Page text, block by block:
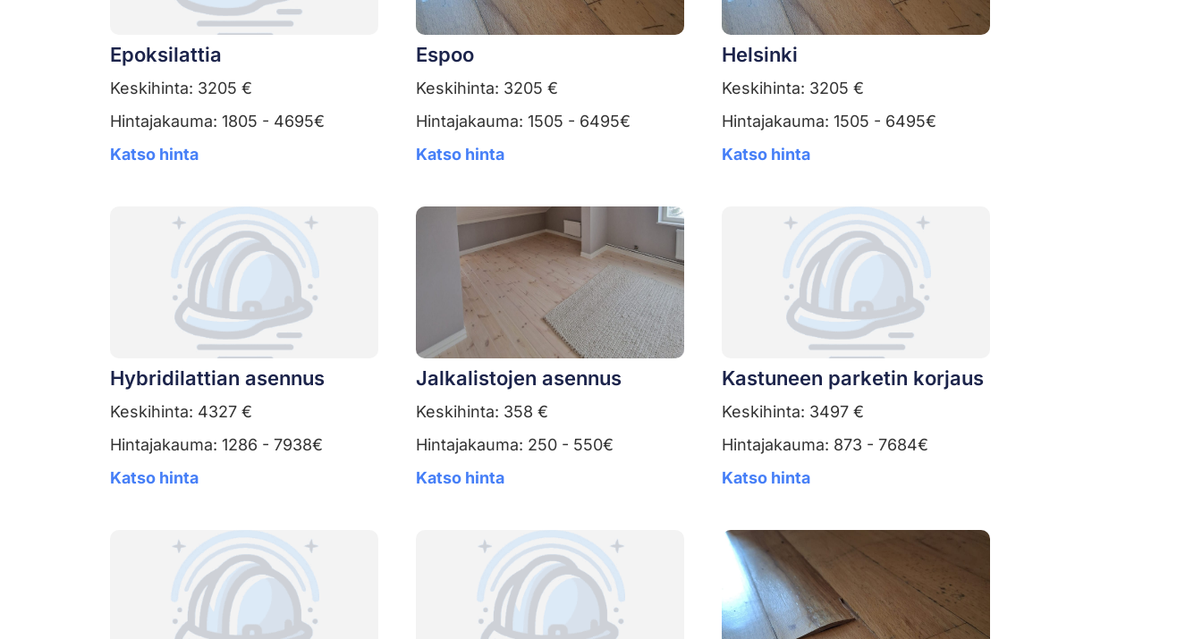
Epoksilattia
Keskihinta: 3205 €
Hintajakauma: 1805 - 4695€
Katso hinta
Espoo
Keskihinta: 3205 €
Hintajakauma: 1505 - 6495€
Katso hinta
Helsinki
Keskihinta: 3205 €
Hintajakauma: 1505 - 6495€
Katso hinta
Hybridilattian asennus
Keskihinta: 4327 €
Hintajakauma: 1286 - 7938€
Katso hinta
Jalkalistojen asennus
Keskihinta: 358 €
Hintajakauma: 250 - 550€
Katso hinta
Kastuneen parketin korjaus
Keskihinta: 3497 €
Hintajakauma: 873 - 7684€
Katso hinta